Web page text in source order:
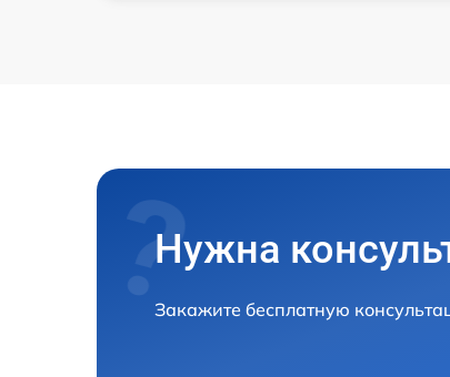
Нужна
Закажите бесплатную